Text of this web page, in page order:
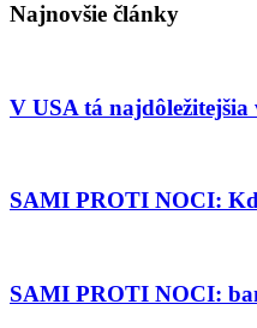
Najnovšie články
V USA tá
SAMI PROTI NOCI:
SAMI PROTI NOCI: